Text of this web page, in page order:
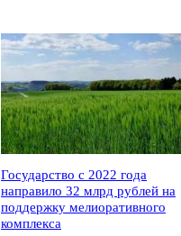
Государство с 2022 года
направило 32 млрд рублей на
поддержку мелиоративного
комплекса